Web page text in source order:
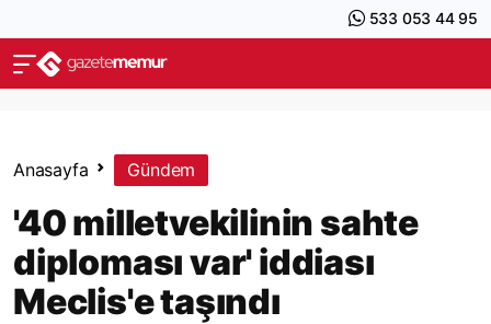
533 053 44 95
Anasayfa Gündem
'40 milletvekilinin sahte
diploması var' iddiası
Meclis'e taşındı